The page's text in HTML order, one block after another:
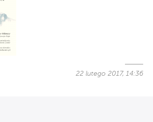
22 lutego 2017, 14:36